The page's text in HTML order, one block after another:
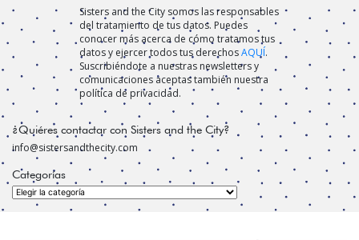
Sisters and the City somos las responsables
del tratamiento de tus datos. Puedes
conocer más acerca de cómo tratamos tus
datos y ejercer todos tus derechosAQUÍ.
Suscribiéndote a nuestras newsletters y
comunicaciones aceptas también nuestra
política de privacidad.
¿Quiéres contactar con Sisters and the City?
info@sistersandthecity.com
Categorías
Categorías